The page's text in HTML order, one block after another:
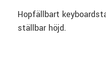
Hopfällbart
ställbar höjd.